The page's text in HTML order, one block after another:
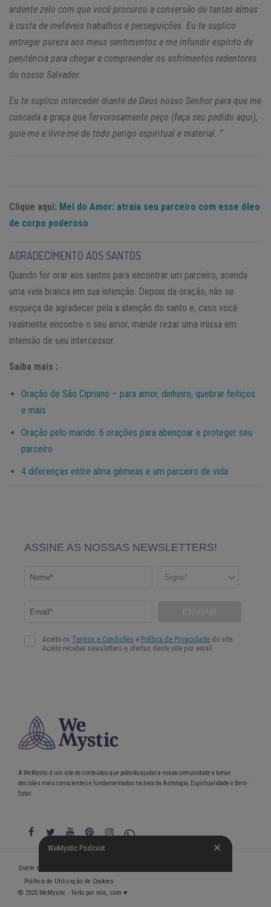
ardente zelo com que você procurou a conversão de tantas almas
à custa de inefáveis trabalhos e perseguições. Eu te suplico
entregar pureza aos meus sentimentos e me infundir espírito de
penitência para chegar a compreender os sofrimentos redentores
do nosso Salvador.
Eu te suplico interceder diante de Deus nosso Senhor para que me
conceda a graça que fervorosamente peço (faça seu pedido aqui),
guie-me e livre-me de todo perigo espiritual e material. ”
Clique aqui: Mel do Amor: atraia seu parceiro com esse óleo
de corpo poderoso
AGRADECIMENTO AOS SANTOS
Quando for orar aos santos para encontrar um parceiro, acenda
uma vela branca em sua intenção. Depois da oração, não se
esqueça de agradecer pela a atenção do santo e, caso você
realmente encontre o seu amor, mande rezar uma missa em
intensão de seu intercessor.
Saiba mais :
Oração de São Cipriano – para amor, dinheiro, quebrar feitiços
e mais
Oração pelo marido: 6 orações para abençoar e proteger seu
parceiro
4 diferenças entre alma gêmeas e um parceiro de vida
WeMystic Podcast
A WeMystic é um site de conteúdos que poderão ajudar a nossa comunidade a tomar
decisões mais conscientes e fundamentadas na área da Astrologia, Espiritualidade e Bem-
Estar.
WeMystic Podcast
Quem somos
Política de Utilização de Cookies
© 2025 WeMystic - Feito por nós, com ♥